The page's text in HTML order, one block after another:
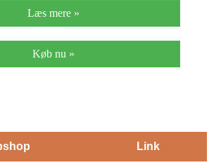
Læs mere »
Køb nu »
Link